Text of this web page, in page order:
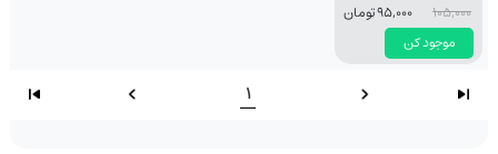
موجود کن
105,000 95,000 تومان
1